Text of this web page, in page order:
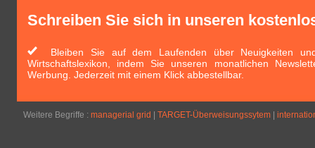
Schreiben Sie sich in unseren
Bleiben Sie auf dem Laufenden über Neuigkeiten
Wirtschaftslexikon, indem Sie unseren monatlichen
Werbung. Jederzeit mit einem Klick abbestellbar.
Weitere Begriffe : managerial grid TARGET-Überweisungssytem